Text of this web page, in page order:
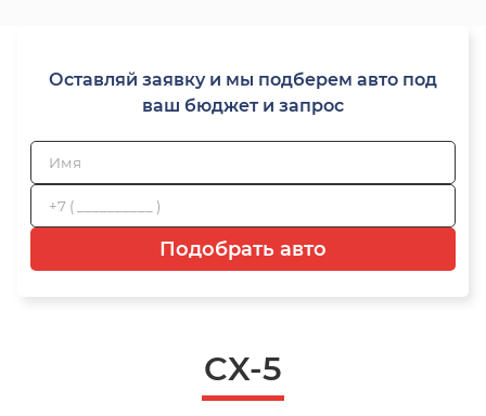
Оставляй заявку и мы подберем авто под
ваш бюджет и запрос
Подобрать авто
CX-5